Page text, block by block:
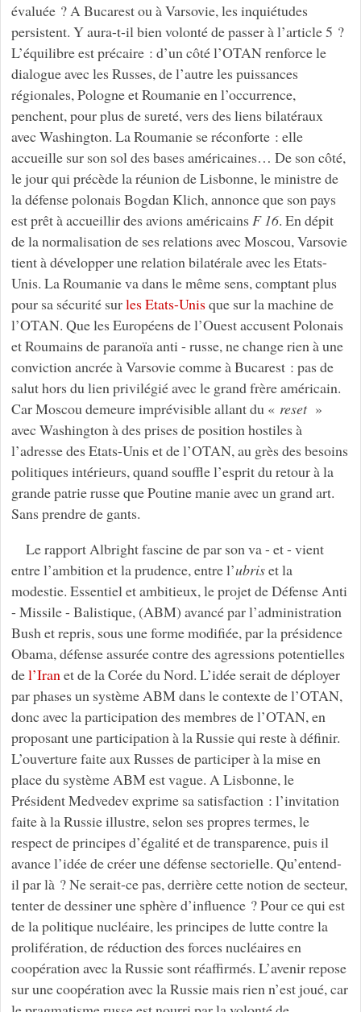
évaluée ? A Bucarest ou à Varsovie, les inquiétudes
persistent. Y aura-t-il bien volonté de passer à l’article 5 ?
L’équilibre est précaire : d’un côté l’OTAN renforce le
dialogue avec les Russes, de l’autre les puissances
régionales, Pologne et Roumanie en l’occurrence,
penchent, pour plus de sureté, vers des liens bilatéraux
avec Washington. La Roumanie se réconforte : elle
accueille sur son sol des bases américaines… De son côté,
le jour qui précède la réunion de Lisbonne, le ministre de
la défense polonais Bogdan Klich, annonce que son pays
est prêt à accueillir des avions américains F 16. En dépit
de la normalisation de ses relations avec Moscou, Varsovie
tient à développer une relation bilatérale avec les Etats-
Unis. La Roumanie va dans le même sens, comptant plus
pour sa sécurité surles Etats-Unisque sur la machine de
l’OTAN. Que les Européens de l’Ouest accusent Polonais
et Roumains de paranoïa anti - russe, ne change rien à une
conviction ancrée à Varsovie comme à Bucarest : pas de
salut hors du lien privilégié avec le grand frère américain.
Car Moscou demeure imprévisible allant du « reset »
avec Washington à des prises de position hostiles à
l’adresse des Etats-Unis et de l’OTAN, au grès des besoins
politiques intérieurs, quand souffle l’esprit du retour à la
grande patrie russe que Poutine manie avec un grand art.
Sans prendre de gants.
Le rapport Albright fascine de par son va - et - vient
entre l’ambition et la prudence, entre l’ubriset la
modestie. Essentiel et ambitieux, le projet de Défense Anti
- Missile - Balistique, (ABM) avancé par l’administration
Bush et repris, sous une forme modifiée, par la présidence
Obama, défense assurée contre des agressions potentielles
del’Iranet de la Corée du Nord. L’idée serait de déployer
par phases un système ABM dans le contexte de l’OTAN,
donc avec la participation des membres de l’OTAN, en
proposant une participation à la Russie qui reste à définir.
L’ouverture faite aux Russes de participer à la mise en
place du système ABM est vague. A Lisbonne, le
Président Medvedev exprime sa satisfaction : l’invitation
faite à la Russie illustre, selon ses propres termes, le
respect de principes d’égalité et de transparence, puis il
avance l’idée de créer une défense sectorielle. Qu’entend-
il par là ? Ne serait-ce pas, derrière cette notion de secteur,
tenter de dessiner une sphère d’influence ? Pour ce qui est
de la politique nucléaire, les principes de lutte contre la
prolifération, de réduction des forces nucléaires en
coopération avec la Russie sont réaffirmés. L’avenir repose
sur une coopération avec la Russie mais rien n’est joué, car